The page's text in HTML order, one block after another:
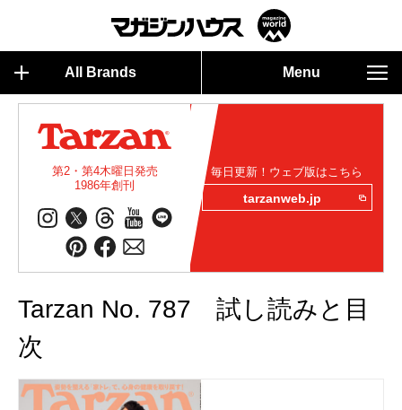
All Brands Menu
第2・第4木曜日発売
1986年創刊
毎日更新！ウェブ版はこちら
tarzanweb.jp
Tarzan No. 787 試し読みと目
次